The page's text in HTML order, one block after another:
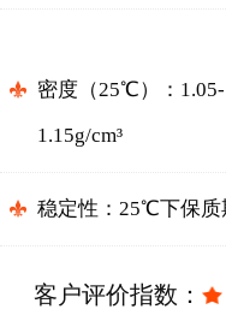
密度（25℃） ： 1.05-
1.15g/cm³
稳定性 ： 25℃下保质
客户评价指数：